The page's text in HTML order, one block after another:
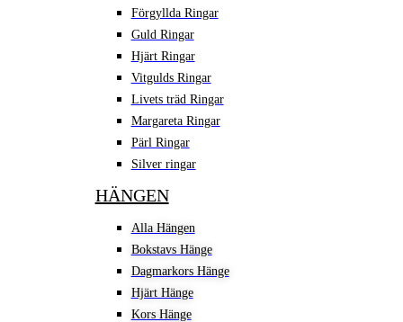
Förgyllda Ringar
Guld Ringar
Hjärt Ringar
Vitgulds Ringar
Livets träd Ringar
Margareta Ringar
Pärl Ringar
Silver ringar
HÄNGEN
Alla Hängen
Bokstavs Hänge
Dagmarkors Hänge
Hjärt Hänge
Kors Hänge